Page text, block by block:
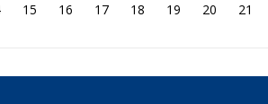
15 16 17 18 19 20 21